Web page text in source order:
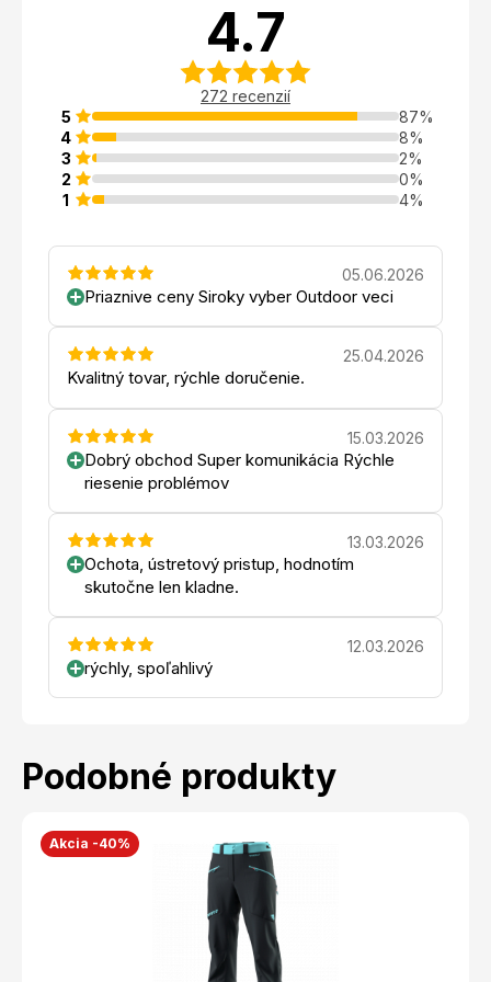
4.7
272 recenzií
5
87%
4
8%
3
2%
2
0%
1
4%
05.06.2026
Priaznive ceny Siroky vyber Outdoor veci
25.04.2026
Kvalitný tovar, rýchle doručenie.
15.03.2026
Dobrý obchod Super komunikácia Rýchle
riesenie problémov
13.03.2026
Ochota, ústretový pristup, hodnotím
skutočne len kladne.
12.03.2026
rýchly, spoľahlivý
Podobné produkty
Akcia -40%